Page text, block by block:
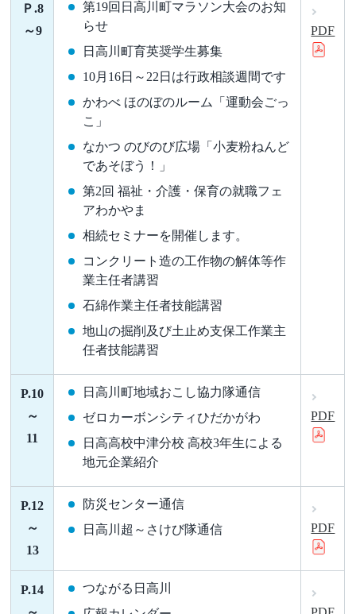
Ｐ.8
～9
第19回日高川町マラソン大会のお知
らせ
日高川町育英奨学生募集
10月16日～22日は行政相談週間です
かわべ ほのぼのルーム「運動会ごっ
こ」
なかつ のびのび広場「小麦粉ねんど
であそぼう！」
第2回 福祉・介護・保育の就職フェ
アわかやま
相続セミナーを開催します。
コンクリート造の工作物の解体等作
業主任者講習
石綿作業主任者技能講習
地山の掘削及び土止め支保工作業主
任者技能講習
PDF
P.10
～
11
日高川町地域おこし協力隊通信
ゼロカーボンシティひだかがわ
日高高校中津分校 高校3年生による
地元企業紹介
PDF
P.12
～
13
防災センター通信
日高川超～さけび隊通信
PDF
P.14
つながる日高川